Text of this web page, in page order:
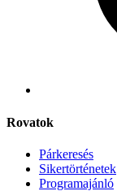
Rovatok
Párkeresés
Sikertörténetek
Programajánló